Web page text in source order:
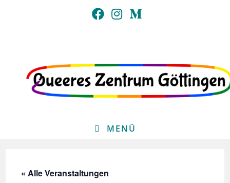
MENÜ
« Alle Veranstaltungen